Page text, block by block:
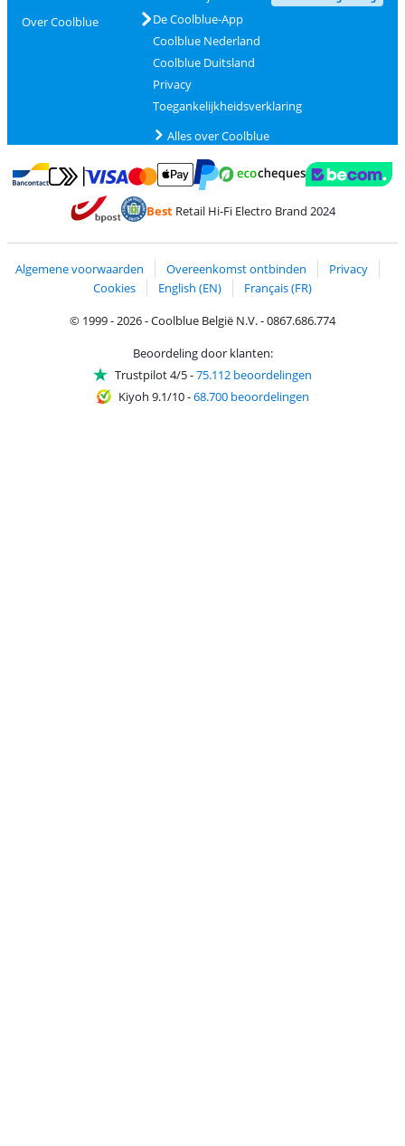
Over Coolblue
De Coolblue-App
Coolblue Nederland
Coolblue Duitsland
Privacy
Toegankelijkheidsverklaring
Alles over Coolblue
Betalen met Bancontact
Betalen met MasterCard en Visa via ClickToPay
Betalen met PayPal
BestRetail Hi-Fi Electro Brand 2024
Algemene voorwaarden Overeenkomst ontbinden
Privacy
Cookies
English (EN)
Français (FR)
© 1999 - 2026 - Coolblue België N.V. - 0867.686.774
Beoordeling door klanten:
Trustpilot 4/5-75.112 beoordelingen
Kiyoh 9.1/10-68.700 beoordelingen